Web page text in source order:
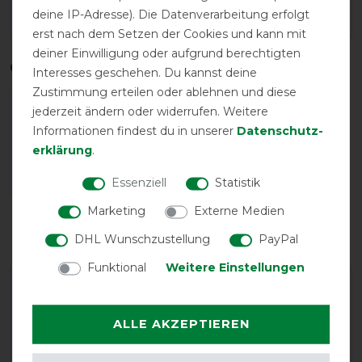
Wasch- und Pflegehinweis
Qualitätsstufen
Reißfestigkeit Wasserdichtigkeit
deine IP-Adresse). Die Datenverarbeitung erfolgt
erst nach dem Setzen der Cookies und kann mit
deiner Einwilligung oder aufgrund berechtigten
Interesses geschehen. Du kannst deine
Zustimmung erteilen oder ablehnen und diese
jederzeit ändern oder widerrufen. Weitere
Informationen findest du in unserer Daten­schutz­
erklärung.
Essenziell
Statistik
Marketing
Externe Medien
DHL Wunschzustellung
PayPal
Funktional
Weitere Einstellungen
ALLE AKZEPTIEREN